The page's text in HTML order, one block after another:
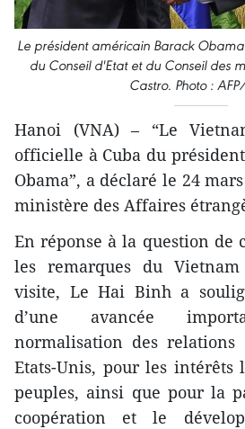
Le président américain Barack
du Conseil d'Etat et du Conseil des
Castro. Photo :
Hanoi (VNA) – “Le
officielle à Cuba du
Obama”, a déclaré le 24
ministère des Affaires
En réponse à la question de
les remarques du
visite, Le Hai Binh a
d’une avancée
normalisation des
Etats-Unis, pour les intérêts
peuples, ainsi que pour la
coopération et le